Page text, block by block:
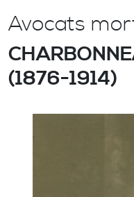
Avocats
(1876-1914)